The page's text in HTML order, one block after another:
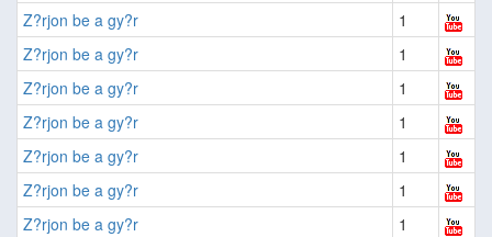
Z?rjon be a gy?r
1
Z?rjon be a gy?r
1
Z?rjon be a gy?r
1
Z?rjon be a gy?r
1
Z?rjon be a gy?r
1
Z?rjon be a gy?r
1
Z?rjon be a gy?r
1